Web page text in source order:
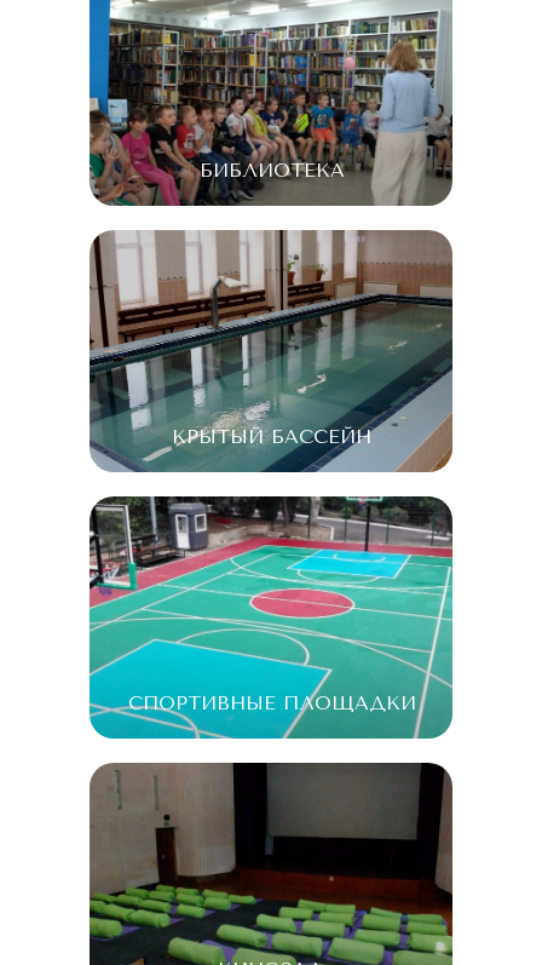
КРЫТЫЙ БАССЕЙН
БИБЛИОТЕКА
СПОРТИВНЫЕ ПЛОЩАДКИ